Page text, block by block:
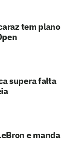
tem plano
supera falta
e manda